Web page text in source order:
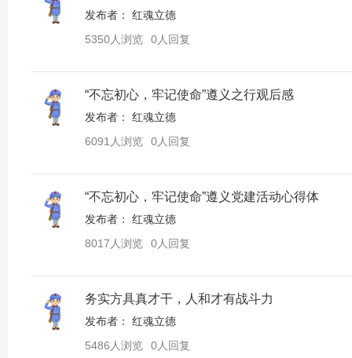
发布者：红魂立德
5350人浏览
0人回复
“不忘初心，牢记使命”遵义之行观后感
发布者：红魂立德
6091人浏览
0人回复
“不忘初心，牢记使命”遵义党建活动心得体
发布者：红魂立德
8017人浏览
0人回复
务实方具真才干，人和才有战斗力
发布者：红魂立德
5486人浏览
0人回复